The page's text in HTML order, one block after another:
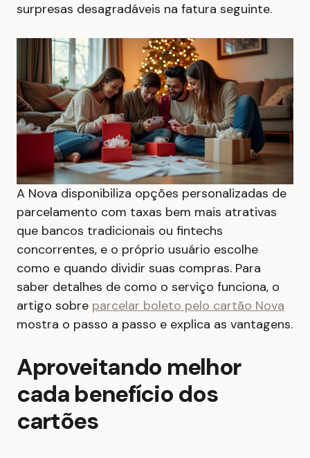
surpresas desagradáveis na fatura seguinte.
A Nova disponibiliza opções personalizadas de
parcelamento com taxas bem mais atrativas
que bancos tradicionais ou fintechs
concorrentes, e o próprio usuário escolhe
como e quando dividir suas compras. Para
saber detalhes de como o serviço funciona, o
artigo sobre parcelar boleto pelo cartão Nova
mostra o passo a passo e explica as vantagens.
Aproveitando melhor
cada benefício dos
cartões